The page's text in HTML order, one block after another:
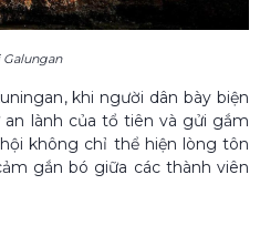
Galungan
khi người dân bày biện
lành của tổ tiên và gửi gắm
không chỉ thể hiện lòng tôn
gắn bó giữa các thành viên